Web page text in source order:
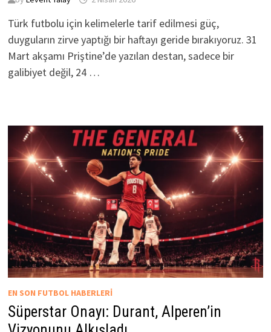
Türk futbolu için kelimelerle tarif edilmesi güç,
duyguların zirve yaptığı bir haftayı geride bırakıyoruz. 31
Mart akşamı Priştine’de yazılan destan, sadece bir
galibiyet değil, 24 …
EN SON FUTBOL HABERLERI
Süperstar Onayı: Durant, Alperen’in